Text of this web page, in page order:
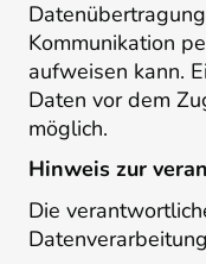
Kommunikation
aufweisen kann.
Daten vor dem
möglich.
Hinweis zur
Die